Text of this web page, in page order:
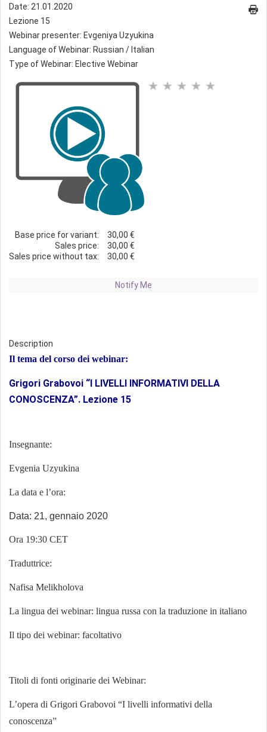
Date: 21.01.2020
Lezione 15
Webinar presenter: Evgeniya Uzyukina
Language of Webinar: Russian / Italian
Type of Webinar: Elective Webinar
Base price for variant:
30,00 €
Sales price:
30,00 €
Sales price without tax:
30,00 €
Notify Me
Description
Il tema del corso dei webinar:
Grigori Grabovoi “I LIVELLI INFORMATIVI DELLA
CONOSCENZA”. Lezione 15
Insegnante:
Evgenia Uzyukina
La data e l’ora:
Data: 21, gennaio 2020
Ora 19:30 CET
Traduttrice:
Nafisa Melikholova
La lingua dei webinar: lingua russa con la traduzione in italiano
Il tipo dei webinar: facoltativo
Titoli di fonti originarie dei Webinar:
L’opera di Grigori Grabovoi “I livelli informativi della
conoscenza”